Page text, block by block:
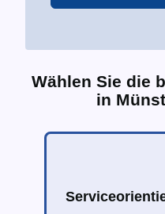
Wählen Sie die
in